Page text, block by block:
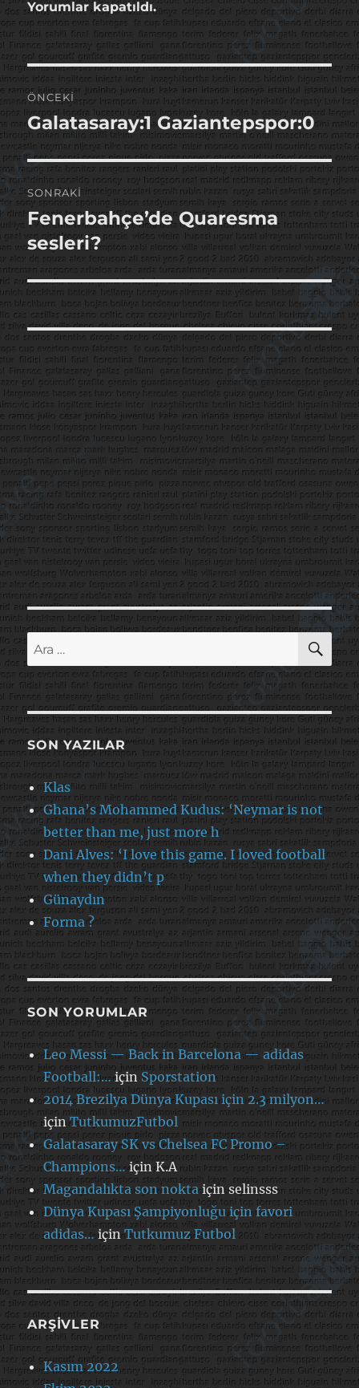
Yorumlar kapatıldı.
Yazı
gezinmesi
ÖNCEKI
Önceki
yazı:
Galatasaray:1 Gaziantepspor:0
SONRAKI
Sonraki
yazı:
Fenerbahçe’de Quaresma
sesleri?
Ara:
SON YAZILAR
Klas
Ghana’s Mohammed Kudus: ‘Neymar is not
better than me, just more h
Dani Alves: ‘I love this game. I loved football
when they didn’t p
Günaydın
Forma ?
SON YORUMLAR
Leo Messi — Back in Barcelona — adidas
Football:…için Sporstation
2014 Brezilya Dünya Kupası için 2.3 milyon…
içinTutkumuzFutbol
Galatasaray SK vs Chelsea FC Promo –
Champions… içinK.A
Magandalıkta son noktaiçinselinsss
Dünya Kupası Şampiyonluğu için favori
adidas…içinTutkumuz Futbol
ARŞIVLER
Kasım 2022